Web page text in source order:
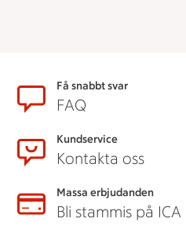
SidfotFå snabbt svar
FAQ
Kundservice
Kontakta oss
Massa erbjudanden
Bli stammis på ICA